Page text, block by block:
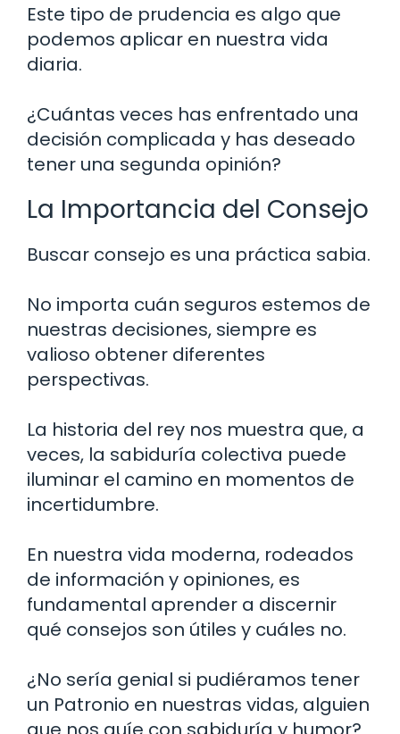
Este tipo de prudencia es algo que
podemos aplicar en nuestra vida
diaria.
¿Cuántas veces has enfrentado una
decisión complicada y has deseado
tener una segunda opinión?
La Importancia del Consejo
Buscar consejo es una práctica sabia.
No importa cuán seguros estemos de
nuestras decisiones, siempre es
valioso obtener diferentes
perspectivas.
La historia del rey nos muestra que, a
veces, la sabiduría colectiva puede
iluminar el camino en momentos de
incertidumbre.
En nuestra vida moderna, rodeados
de información y opiniones, es
fundamental aprender a discernir
qué consejos son útiles y cuáles no.
¿No sería genial si pudiéramos tener
un Patronio en nuestras vidas, alguien